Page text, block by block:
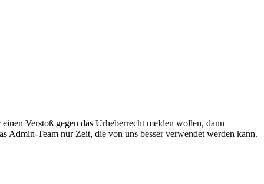
Verstoß gegen das Urheberrecht melden wollen, dann
Admin-Team nur Zeit, die von uns besser verwendet werden kann.